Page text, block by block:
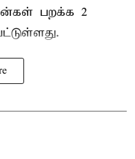
பறக்க 2